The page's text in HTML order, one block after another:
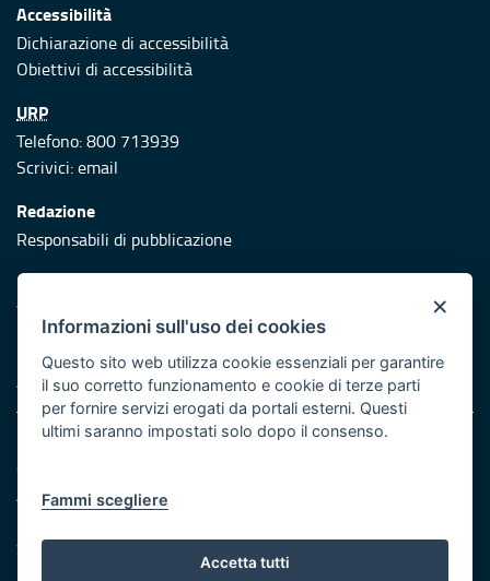
Accessibilità
Dichiarazione di accessibilità
Obiettivi di accessibilità
URP
Telefono: 800 713939
Scrivici:email
Redazione
Responsabili di pubblicazione
Protezione civile
Vai al sito di Protezione Civile Puglia
Iniziativa finanziata con risorse del POR Puglia 2014/2020 -
Asse XI
Note legali
Cookie e privacy
Atti di notifica
Servizi Intranet
×
Informazioni sull'uso dei cookies
Questo sito web utilizza cookie essenziali per garantire
il suo corretto funzionamento e cookie di terze parti
per fornire servizi erogati da portali esterni. Questi
ultimi saranno impostati solo dopo il consenso.
Fammi scegliere
Accetta tutti